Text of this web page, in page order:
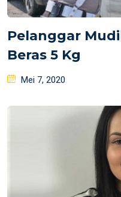
Pelanggar
Beras 5 Kg
Posted
Mei 7, 2020